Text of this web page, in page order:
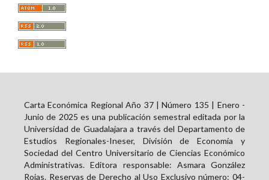
Carta Económica Regional Año 37 | Número 135 | Enero -
Junio de 2025 es una publicación semestral editada por la
Universidad de Guadalajara a través del Departamento de
Estudios Regionales-Ineser, División de Economía y
Sociedad del Centro Universitario de Ciencias Económico
Administrativas. Editora responsable: Asmara González
Rojas. Reservas de Derecho al Uso Exclusivo número: 04-